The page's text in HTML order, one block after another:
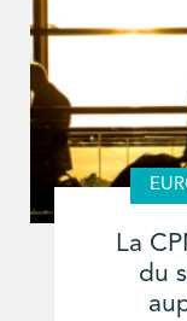
La
du